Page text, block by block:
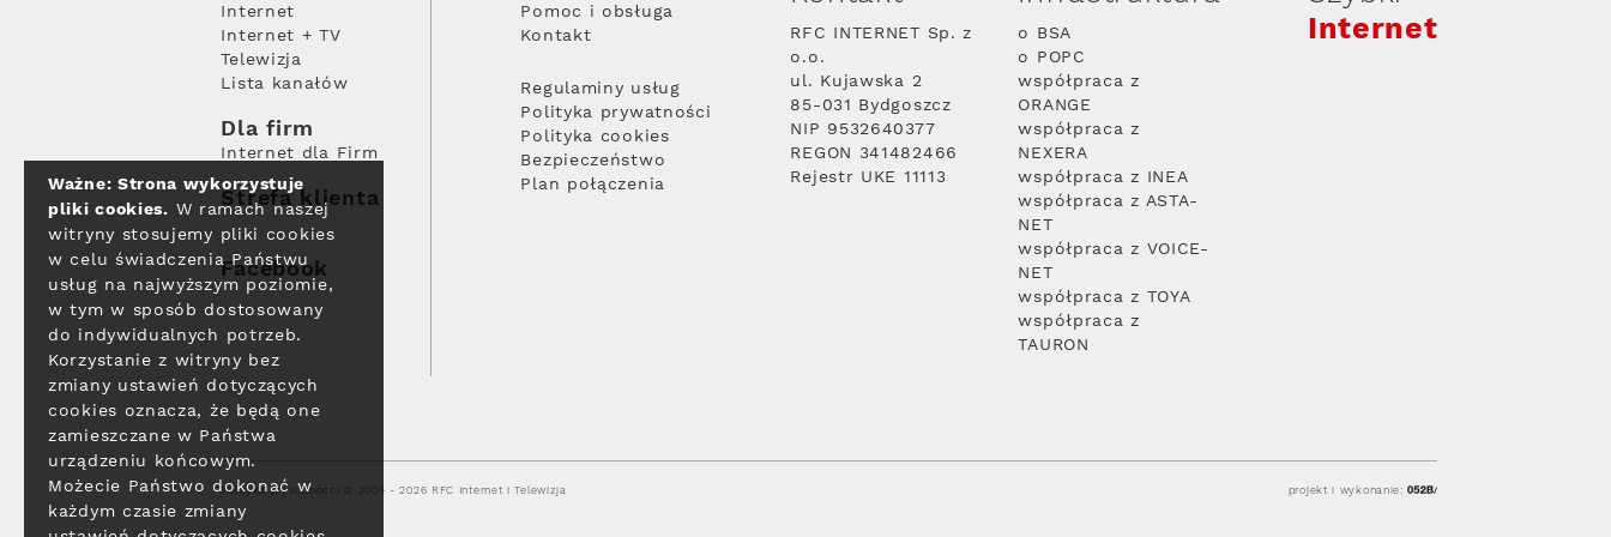
Internet
Internet + TV
Telewizja
Lista kanałów
Dla firm
Internet dla Firm
Strefa klienta
Facebook
Pomoc i obsługa
Kontakt
Regulaminy usług
Polityka prywatności
Polityka cookies
Bezpieczeństwo
Plan połączenia
RFC INTERNET Sp. z
o.o.
ul. Kujawska 2
85-031 Bydgoszcz
NIP 9532640377
REGON 341482466
Rejestr UKE 11113
o BSA
o POPC
współpraca z
ORANGE
współpraca z
NEXERA
współpraca z INEA
współpraca z ASTA-
NET
współpraca z VOICE-
NET
współpraca z TOYA
współpraca z
TAURON
Internet
Polityka prywatności © 2004 - 2026 RFC Internet i Telewizja projekt i wykonanie:
Ważne: Strona wykorzystuje
pliki cookies. W ramach naszej
witryny stosujemy pliki cookies
w celu świadczenia Państwu
usług na najwyższym poziomie,
w tym w sposób dostosowany
do indywidualnych potrzeb.
Korzystanie z witryny bez
zmiany ustawień dotyczących
cookies oznacza, że będą one
zamieszczane w Państwa
urządzeniu końcowym.
Możecie Państwo dokonać w
każdym czasie zmiany